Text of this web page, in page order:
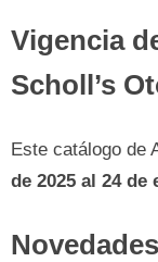
Vigencia
Scholl’s
Este catálogo de
de 2025 al 24 de